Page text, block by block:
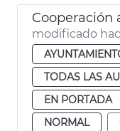
modificado
TODAS LAS
EN PORTADA
NORMAL